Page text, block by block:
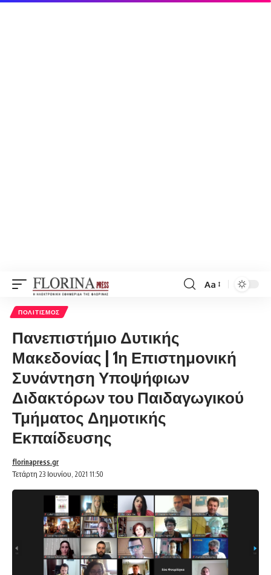
Font
Aa
ΠΟΛΙΤΙΣΜΌΣ
Πανεπιστήμιο Δυτικής
Μακεδονίας | 1η Επιστημονική
Συνάντηση Υποψήφιων
Διδακτόρων του Παιδαγωγικού
Τμήματος Δημοτικής
Εκπαίδευσης
Τετάρτη 23 Ιουνίου, 2021 11:50
florinapress.gr